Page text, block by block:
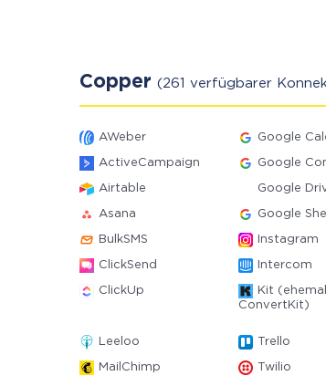
Copper (261 verfügbarer
AWeber Google
ActiveCampaign Google
Airtable Google
Asana Google
BulkSMS Instagram
ClickSend Intercom
ClickUp
Kit
ConvertKit)
Leeloo Trello
MailChimp Twilio